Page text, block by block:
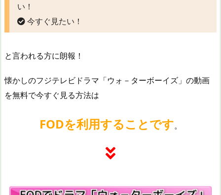
い！
今すぐ見たい！
と言われる方に朗報！
懐かしのフジテレビドラマ「ウォ－ターボーイズ」の動画
を無料で今すぐ見る方法は
FODを利用することです。